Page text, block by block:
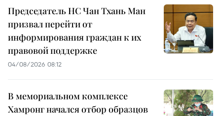
Председатель НС Чан Тхань Ман
призвал перейти от
информирования граждан к их
правовой поддержке
04/08/2026 08:12
В мемориальном комплексе
Хамронг начался отбор образцов